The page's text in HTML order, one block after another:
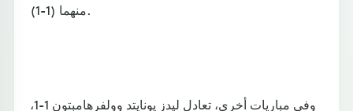
منهما (1-1).
وفي مباريات أخرى، تعادل ليدز يونايتد وولفرهامبتون 1-1،